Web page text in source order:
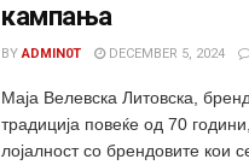
кампања
BY ADMIN0T DECEMBER 5, 2024
Маја Велевска Литовска,
традиција повеќе од 70
лојалност со брендовите кои